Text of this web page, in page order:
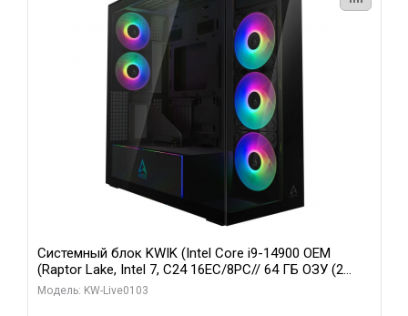
Системный блок KWIK (Intel Core i9-14900 OEM
(Raptor Lake, Intel 7, C24 16EC/8PC// 64 ГБ ОЗУ (2
модуля)/ Afox RTX4090 24GB GDDR6X 384-Bit 3xDP
Модель: KW-Live0103